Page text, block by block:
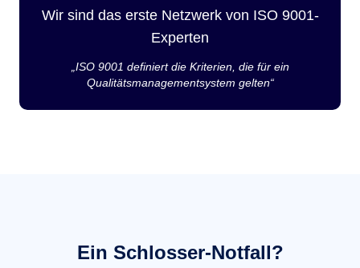
Wir sind das erste Netzwerk von ISO 9001-
Experten
„ISO 9001 definiert die Kriterien, die für ein
Qualitätsmanagementsystem gelten“
Ein Schlosser-Notfall?